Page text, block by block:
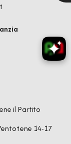
il Partito
14-17